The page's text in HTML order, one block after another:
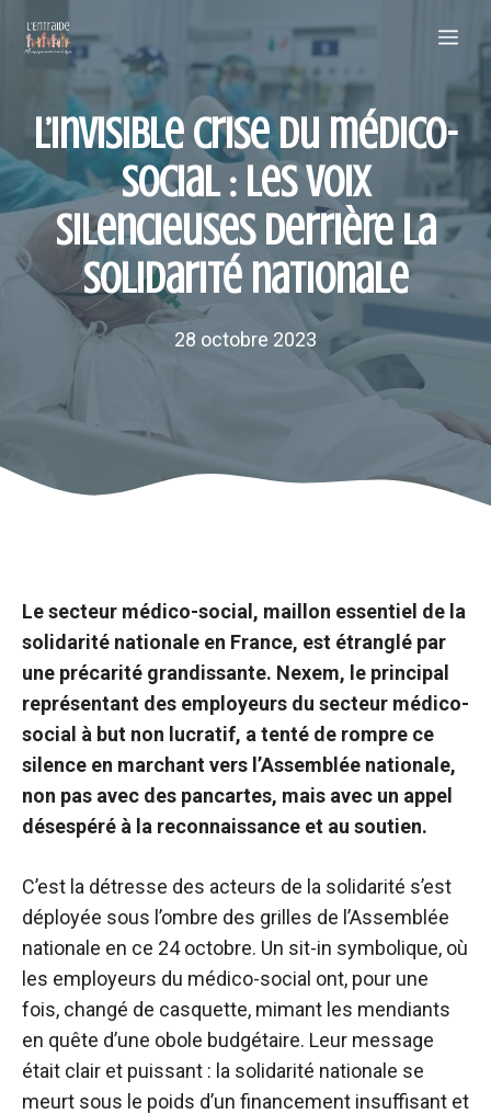
L’invisible crise du médico-
social : les voix
silencieuses derrière la
solidarité nationale
28 octobre 2023
Le secteur médico-social, maillon essentiel de la
solidarité nationale en France, est étranglé par
une précarité grandissante. Nexem, le principal
représentant des employeurs du secteur médico-
social à but non lucratif, a tenté de rompre ce
silence en marchant vers l’Assemblée nationale,
non pas avec des pancartes, mais avec un appel
désespéré à la reconnaissance et au soutien.
C’est la détresse des acteurs de la solidarité s’est
déployée sous l’ombre des grilles de l’Assemblée
nationale en ce 24 octobre. Un sit-in symbolique, où
les employeurs du médico-social ont, pour une
fois, changé de casquette, mimant les mendiants
en quête d’une obole budgétaire. Leur message
était clair et puissant : la solidarité nationale se
meurt sous le poids d’un financement insuffisant et